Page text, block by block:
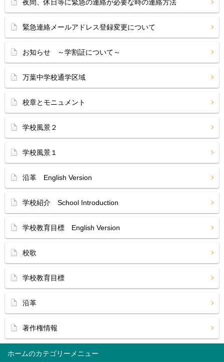
ホーム
夜間、休日等に緊急の連絡が必要な時の連絡方法
緊急連絡メールアドレス登録変更について
お知らせ ～学割証について～
万葉中学校通学区域
校章とモニュメント
学校風景２
学校風景１
沿革 English Version
学校紹介 School Introduction
学校教育目標 English Version
校歌
学校教育目標
沿革
著作権情報